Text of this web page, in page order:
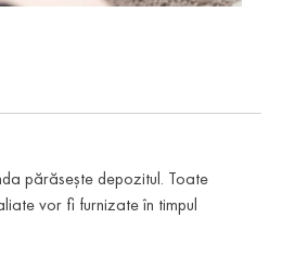
părăsește depozitul. Toate
vor fi furnizate în timpul